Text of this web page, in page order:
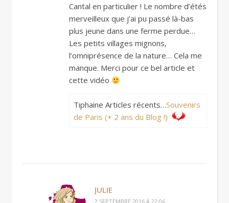
Cantal en particulier ! Le nombre d’étés
merveilleux que j’ai pu passé là-bas
plus jeune dans une ferme perdue…
Les petits villages mignons,
l’omniprésence de la nature… Cela me
manque. Merci pour ce bel article et
cette vidéo
Tiphaine Articles récents…Souvenirs
de Paris (+ 2 ans du Blog !)
JULIE
2 SEPTEMBRE 2016 À 22:06